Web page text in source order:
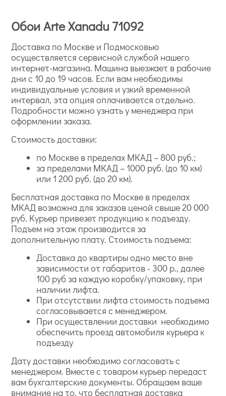
Обои Arte Xanadu 71092
Доставка по Москве и Подмосковью
осуществляется сервисной службой нашего
интернет-магазина. Машина выезжает в рабочие
дни с 10 до 19 часов. Если вам необходимы
индивидуальные условия и узкий временной
интервал, эта опция оплачивается отдельно.
Подробности можно узнать у менеджера при
оформлении заказа.
Стоимость доставки:
по Москве в пределах МКАД – 800 руб.;
за пределами МКАД – 1000 руб. (до 10 км)
или 1 200 руб. (до 20 км).
Бесплатная доставка по Москве в пределах
МКАД возможна для заказов ценой свыше 20 000
руб. Курьер привезет продукцию к подъезду.
Подъем на этаж производится за
дополнительную плату. Стоимость подъема:
Доставка до квартиры одно место вне
зависимости от габаритов - 300 р., далее
100 руб за каждую коробку/упаковку, при
наличии лифта.
При отсутствии лифта стоимость подъема
согласовывается с менеджером.
При осуществлении доставки необходимо
обеспечить проезд автомобиля курьера к
подъезду
Дату доставки необходимо согласовать с
менеджером. Вместе с товаром курьер передаст
вам бухгалтерские документы. Обращаем ваше
внимание на то, что бесплатная доставка